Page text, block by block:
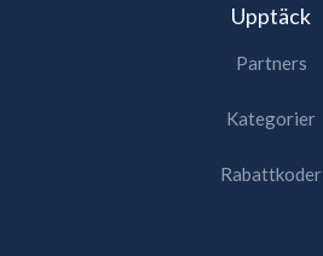
Upptäck
Partners
Kategorier
Rabattkoder